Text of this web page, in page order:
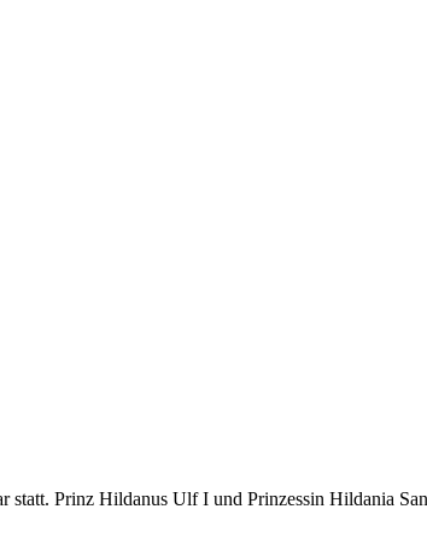
Prinz Hildanus Ulf I und Prinzessin Hildania